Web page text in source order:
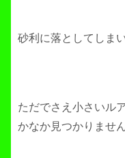
砂利に落としてしま
ただでさえ小さいル
かなか見つかりません